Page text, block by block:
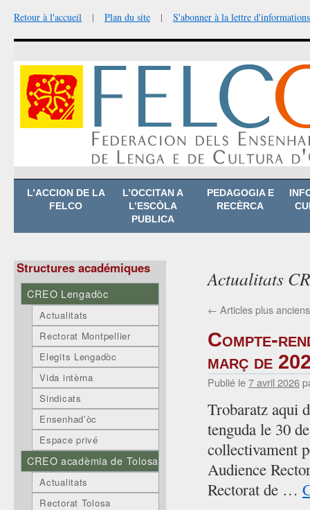
Retour à l'accueil | Plan du site | S'abonner à la lettre d'informations
AllerL’ACCION DE LA
FELCO
L’OCCITAN A
L’ESCÒLA
PUBLICA
PEDAGOGIA E
RECÈRCA
Actualitats
← Articles plus anciens
Compte-
març de
Publié le7 avril 2026
Trobaratz aqui
tenguda le 30
collectivament
Audience
Rectorat de …
Structures académiques
CREO Lengadòc
Actualitats
Rectorat Montpellier
Elegits Lengadòc
Vida intèrna
Sindicats
Ensenhad’òc
Espace privé
CREO acadèmia de Tolosa
Actualitats
Rectorat Tolosa